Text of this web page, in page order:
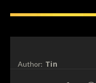
Author: Tin